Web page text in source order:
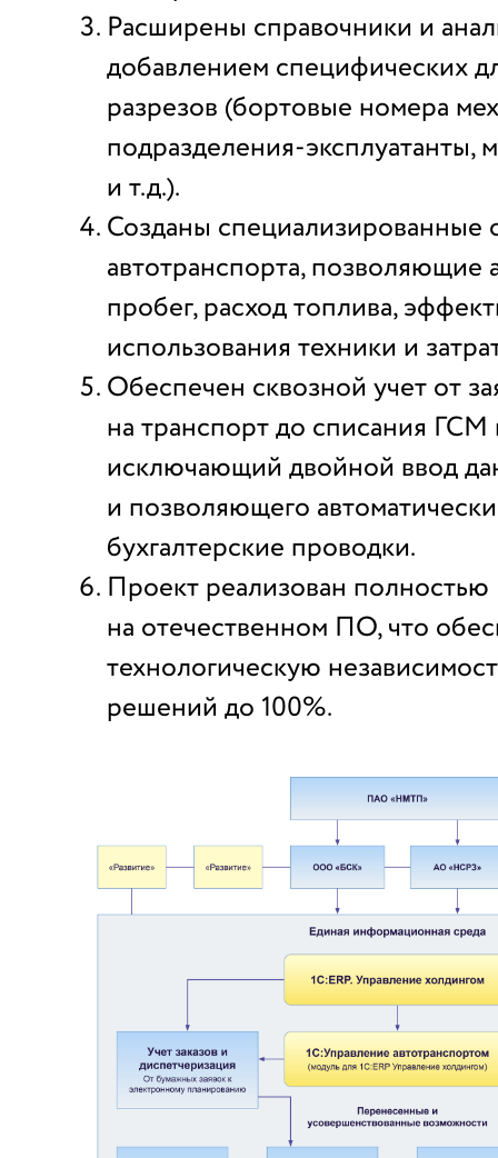
Расширены справочники и
добавлением специфических
разрезов (бортовые номера
подразделения-эксплуатанты,
и т.д.).
Созданы специализированные
автотранспорта, позволяющие
пробег, расход топлива,
использования техники и
Обеспечен сквозной учет от
на транспорт до списания ГСМ
исключающий двойной ввод
и позволяющего
бухгалтерские проводки.
Проект реализован полностью
на отечественном ПО, что
технологическую
решений до 100%.